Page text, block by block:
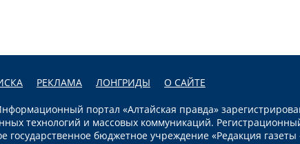
РЕКЛАМА ЛОНГРИДЫ О САЙТЕ
портал «Алтайская правда»
технологий и массовых коммуникаций.
государственное бюджетное учреждение «Редакция газеты